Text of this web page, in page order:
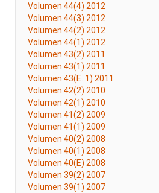
Volumen 44(4) 2012
Volumen 44(3) 2012
Volumen 44(2) 2012
Volumen 44(1) 2012
Volumen 43(2) 2011
Volumen 43(1) 2011
Volumen 43(E. 1) 2011
Volumen 42(2) 2010
Volumen 42(1) 2010
Volumen 41(2) 2009
Volumen 41(1) 2009
Volumen 40(2) 2008
Volumen 40(1) 2008
Volumen 40(E) 2008
Volumen 39(2) 2007
Volumen 39(1) 2007